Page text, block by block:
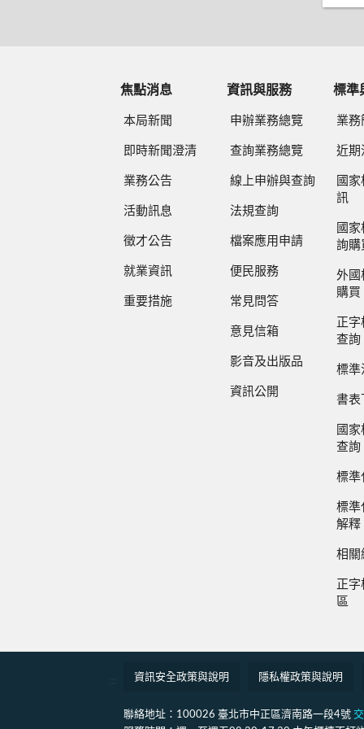
焦點消息
本局新聞
即時新聞澄清
業務公告
活動訊息
徵才公告
就業資訊
重要措施
資訊與服務
申辦業務總覽
查詢業務總覽
線上申辦與查詢
法規查詢
檔案應用申請
便民服務
常見問答
意見信箱
影音及出版品
資訊公開
標準
業務
近期
國
訊
國
詢購
外國
購買
正
查詢
標準
書表
國
查詢
標準
標準
解釋
相關
正
區
資訊安全政策與說明 隱私權政策與說明
聯絡地址：100026 臺北市中正區濟南路一段4號